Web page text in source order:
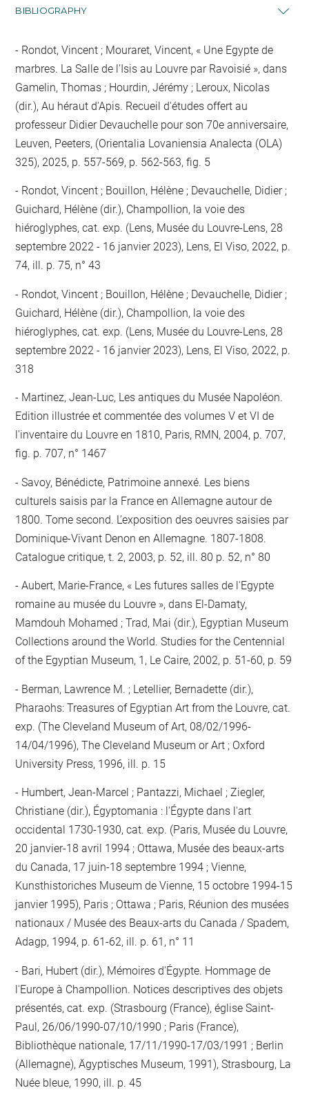
BIBLIOGRAPHY
Rondot, Vincent ; Mouraret, Vincent, « Une Egypte de
marbres. La Salle de l'Isis au Louvre par Ravoisié », dans
Gamelin, Thomas ; Hourdin, Jérémy ; Leroux, Nicolas
(dir.), Au héraut d'Apis. Recueil d'études offert au
professeur Didier Devauchelle pour son 70e anniversaire,
Leuven, Peeters, (Orientalia Lovaniensia Analecta (OLA)
325), 2025, p. 557-569, p. 562-563, fig. 5
Rondot, Vincent ; Bouillon, Hélène ; Devauchelle, Didier ;
Guichard, Hélène (dir.), Champollion, la voie des
hiéroglyphes, cat. exp. (Lens, Musée du Louvre-Lens, 28
septembre 2022 - 16 janvier 2023), Lens, El Viso, 2022, p.
74, ill. p. 75, n° 43
Rondot, Vincent ; Bouillon, Hélène ; Devauchelle, Didier ;
Guichard, Hélène (dir.), Champollion, la voie des
hiéroglyphes, cat. exp. (Lens, Musée du Louvre-Lens, 28
septembre 2022 - 16 janvier 2023), Lens, El Viso, 2022, p.
318
Martinez, Jean-Luc, Les antiques du Musée Napoléon.
Edition illustrée et commentée des volumes V et VI de
l'inventaire du Louvre en 1810, Paris, RMN, 2004, p. 707,
fig. p. 707, n° 1467
Savoy, Bénédicte, Patrimoine annexé. Les biens
culturels saisis par la France en Allemagne autour de
1800. Tome second. L’exposition des oeuvres saisies par
Dominique-Vivant Denon en Allemagne. 1807-1808.
Catalogue critique, t. 2, 2003, p. 52, ill. 80 p. 52, n° 80
Aubert, Marie-France, « Les futures salles de l'Egypte
romaine au musée du Louvre », dans El-Damaty,
Mamdouh Mohamed ; Trad, Mai (dir.), Egyptian Museum
Collections around the World. Studies for the Centennial
of the Egyptian Museum, 1, Le Caire, 2002, p. 51-60, p. 59
Berman, Lawrence M. ; Letellier, Bernadette (dir.),
Pharaohs: Treasures of Egyptian Art from the Louvre, cat.
exp. (The Cleveland Museum of Art, 08/02/1996-
14/04/1996), The Cleveland Museum or Art ; Oxford
University Press, 1996, ill. p. 15
Humbert, Jean-Marcel ; Pantazzi, Michael ; Ziegler,
Christiane (dir.), Égyptomania : l'Égypte dans l'art
occidental 1730-1930, cat. exp. (Paris, Musée du Louvre,
20 janvier-18 avril 1994 ; Ottawa, Musée des beaux-arts
du Canada, 17 juin-18 septembre 1994 ; Vienne,
Kunsthistoriches Museum de Vienne, 15 octobre 1994-15
janvier 1995), Paris ; Ottawa ; Paris, Réunion des musées
nationaux / Musée des Beaux-arts du Canada / Spadem,
Adagp, 1994, p. 61-62, ill. p. 61, n° 11
Bari, Hubert (dir.), Mémoires d'Égypte. Hommage de
l'Europe à Champollion. Notices descriptives des objets
présentés, cat. exp. (Strasbourg (France), église Saint-
Paul, 26/06/1990-07/10/1990 ; Paris (France),
Bibliothèque nationale, 17/11/1990-17/03/1991 ; Berlin
(Allemagne), Ägyptisches Museum, 1991), Strasbourg, La
Nuée bleue, 1990, ill. p. 45